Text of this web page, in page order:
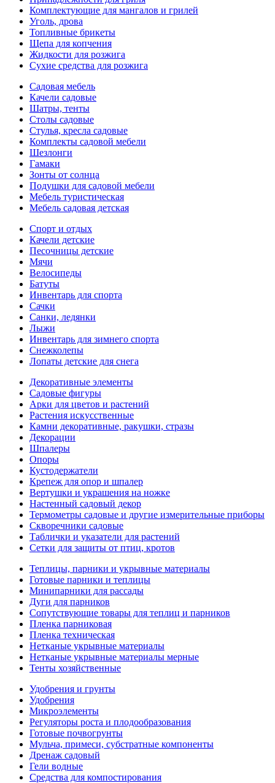
Комплектующие для мангалов и грилей
Уголь, дрова
Топливные брикеты
Щепа для копчения
Жидкости для розжига
Сухие средства для розжига
Садовая мебель
Качели садовые
Шатры, тенты
Столы садовые
Стулья, кресла садовые
Комплекты садовой мебели
Шезлонги
Гамаки
Зонты от солнца
Подушки для садовой мебели
Мебель туристическая
Мебель садовая детская
Спорт и отдых
Качели детские
Песочницы детские
Мячи
Велосипеды
Батуты
Инвентарь для спорта
Сачки
Санки, ледянки
Лыжи
Инвентарь для зимнего спорта
Снежколепы
Лопаты детские для снега
Декоративные элементы
Садовые фигуры
Арки для цветов и растений
Растения искусственные
Камни декоративные, ракушки, стразы
Декорации
Шпалеры
Опоры
Кустодержатели
Крепеж для опор и шпалер
Вертушки и украшения на ножке
Настенный садовый декор
Термометры садовые и другие измерительные приборы
Скворечники садовые
Таблички и указатели для растений
Сетки для защиты от птиц, кротов
Теплицы, парники и укрывные материалы
Готовые парники и теплицы
Минипарники для рассады
Дуги для парников
Сопутствующие товары для теплиц и парников
Пленка парниковая
Пленка техническая
Нетканые укрывные материалы
Нетканые укрывные материалы мерные
Тенты хозяйственные
Удобрения и грунты
Удобрения
Микроэлементы
Регуляторы роста и плодообразования
Готовые почвогрунты
Мульча, примеси, субстратные компоненты
Дренаж садовый
Гели водные
Средства для компостирования